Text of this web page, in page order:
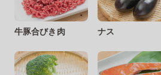
牛豚合びき肉 ナス